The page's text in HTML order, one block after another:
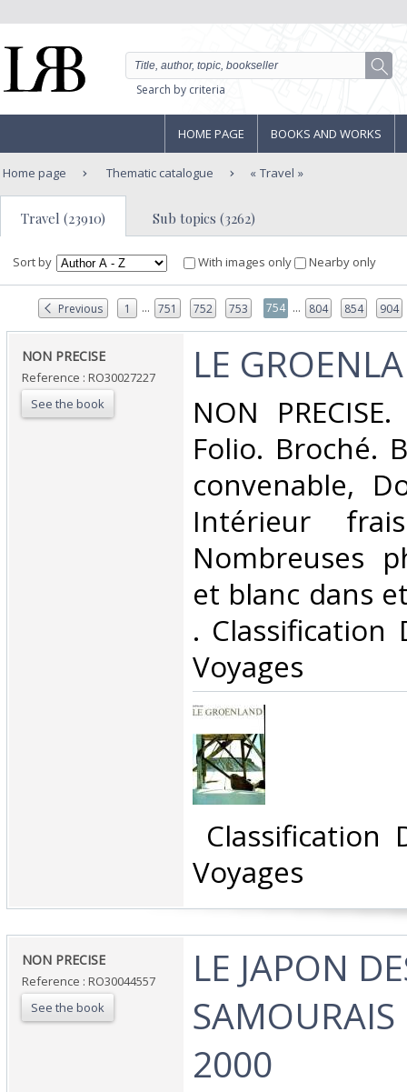
Search by criteria
HOME PAGE BOOKS AND WORKS
Home page Thematic catalogue Travel
Travel (23910) Sub topics (3262)
Sort by With images only Nearby only
Previous 1 ... 751 752 753 754 ... 804 854 904
‎NON PRECISE‎
Reference : RO30027227
See the book
‎LE
‎NON
Folio. Broché.
convenable,
Intérieur
Nombreuses
et blanc dans
. Classification
Voyages‎
Classification
Voyages‎
‎NON PRECISE‎
Reference : RO30044557
See the book
‎LE JAPON
2000‎